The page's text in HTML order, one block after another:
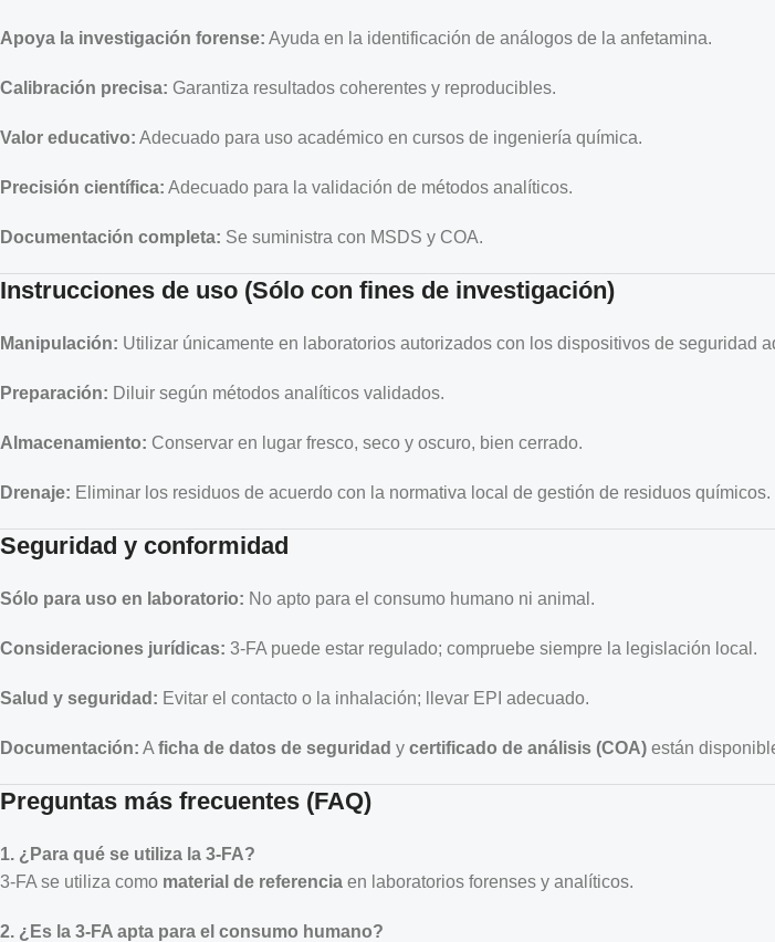
Apoya la investigación forense: Ayuda en la identificación de análogos de la anfetamina.
Calibración precisa: Garantiza resultados coherentes y reproducibles.
Valor educativo: Adecuado para uso académico en cursos de ingeniería química.
Precisión científica: Adecuado para la validación de métodos analíticos.
Documentación completa: Se suministra con MSDS y COA.
Instrucciones de uso (Sólo con fines de investigación)
Manipulación: Utilizar únicamente en laboratorios autorizados con los dispositivos de seguridad
Preparación: Diluir según métodos analíticos validados.
Almacenamiento: Conservar en lugar fresco, seco y oscuro, bien cerrado.
Drenaje: Eliminar los residuos de acuerdo con la normativa local de gestión de residuos químicos.
Seguridad y conformidad
Sólo para uso en laboratorio: No apto para el consumo humano ni animal.
Consideraciones jurídicas: 3-FA puede estar regulado; compruebe siempre la legislación local.
Salud y seguridad: Evitar el contacto o la inhalación; llevar EPI adecuado.
Documentación: A ficha de datos de seguridad y certificado de análisis (COA) están
Preguntas más frecuentes (FAQ)
1. ¿Para qué se utiliza la 3-FA?
3-FA se utiliza como material de referencia en laboratorios forenses y analíticos.
2. ¿Es la 3-FA apta para el consumo humano?